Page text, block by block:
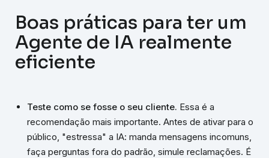
Boas práticas para ter um
Agente de IA realmente
eficiente
Teste como se fosse o seu cliente. Essa é a
recomendação mais importante. Antes de ativar para o
público, "estressa" a IA: manda mensagens incomuns,
faça perguntas fora do padrão, simule reclamações. É